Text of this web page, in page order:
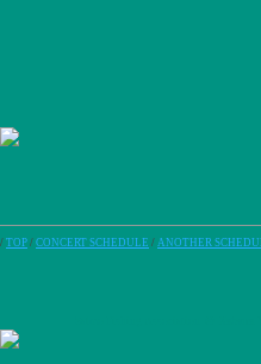
/ TOP / CONCERT SCHEDULE / ANOTHER
© Katsura